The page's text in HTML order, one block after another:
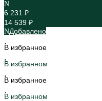
6 231 ₽
14 539 ₽
Добавлено
В избранное
В избранном
В избранное
В избранном